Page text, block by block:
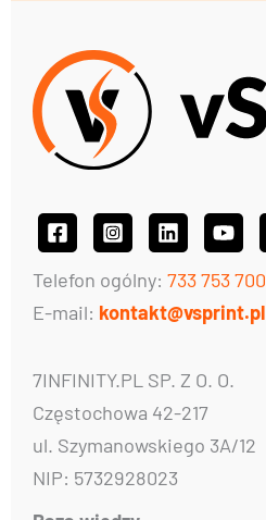
Telefon ogólny: 733 753 700
E-mail: kontakt@vsprint.pl
7INFINITY.PL SP. Z O. O.
Częstochowa 42-217
ul. Szymanowskiego 3A/12
NIP: 5732928023